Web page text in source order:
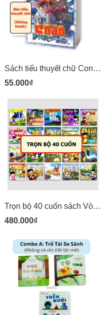
Sách tiểu thuyết chữ Conan - Dư ảnh của độc nhãn
55.000₫
Trọn bộ 40 cuốn sách Vòng Quanh Thế Giới - Kim Đồng
480.000₫